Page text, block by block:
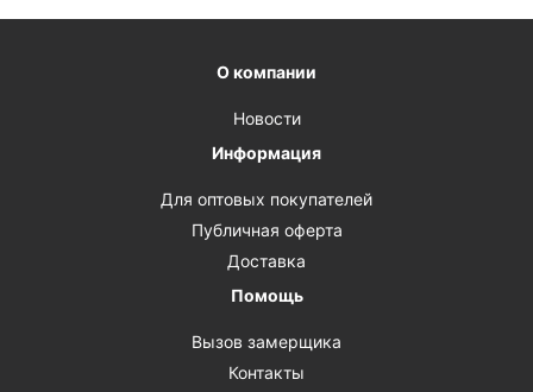
О компании
Новости
Информация
Для оптовых покупателей
Публичная оферта
Доставка
Помощь
Вызов замерщика
Контакты